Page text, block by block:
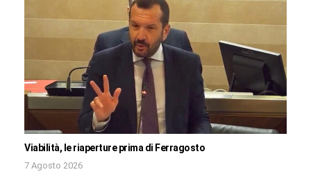
Viabilità, le riaperture prima di Ferragosto
7 Agosto 2026